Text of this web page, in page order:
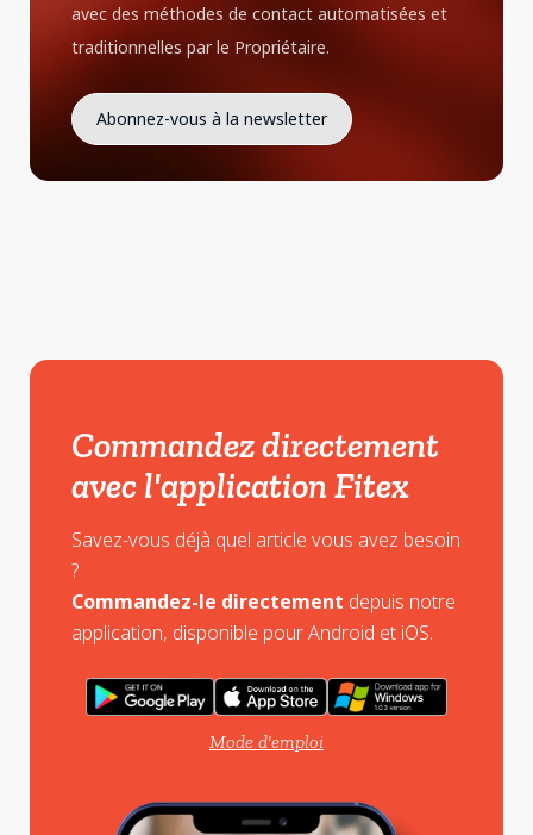
avec des méthodes de contact automatisées et
traditionnelles par le Propriétaire.
Commandez directement
avec l'application Fitex
Savez-vous déjà quel article vous avez besoin
?
Commandez-le directement depuis notre
application, disponible pour Android et iOS.
Mode d'emploi